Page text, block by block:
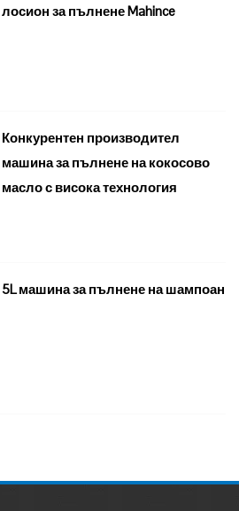
лосион за пълнене Mahince
Конкурентен производител
машина за пълнене на кокосово
масло с висока технология
5L машина за пълнене на шампоан